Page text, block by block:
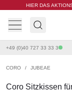
HIER DAS
+49 (0)40 727 33 33 3
CORO / JUBEAE
Coro Sitzkissen